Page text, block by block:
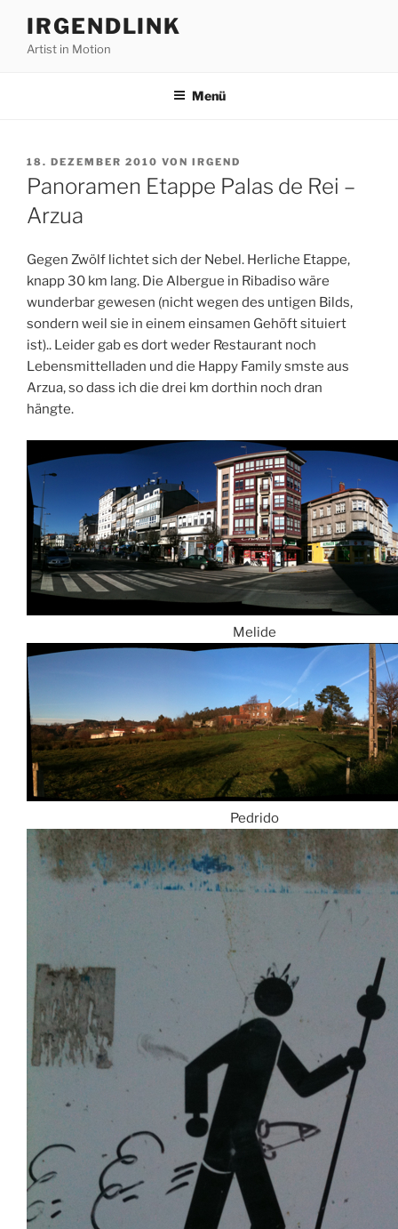
Inhalt
springen
IRGENDLINK
Artist in Motion
Menü
VERÖFFENTLICHT
AM
18. DEZEMBER 2010 VON IRGEND
Panoramen Etappe Palas de Rei –
Arzua
Gegen Zwölf lichtet sich der Nebel. Herliche Etappe,
knapp 30 km lang. Die Albergue in Ribadiso wäre
wunderbar gewesen (nicht wegen des untigen Bilds,
sondern weil sie in einem einsamen Gehöft situiert
ist).. Leider gab es dort weder Restaurant noch
Lebensmittelladen und die Happy Family smste aus
Arzua, so dass ich die drei km dorthin noch dran
hängte.
Melide
Pedrido